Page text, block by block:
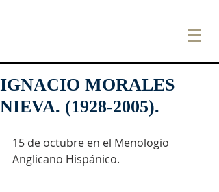
IGNACIO MORALES
NIEVA. (1928-2005).
15 de octubre en el Menologio
Anglicano Hispánico.